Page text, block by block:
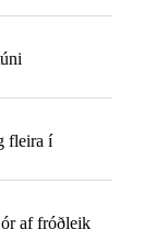
fleira í
af fróðleik